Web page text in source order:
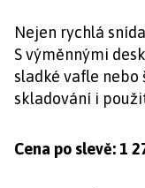
Nejen rychlá
S výměnnými
sladké vafle nebo
skladování i
Cena po slevě: 1